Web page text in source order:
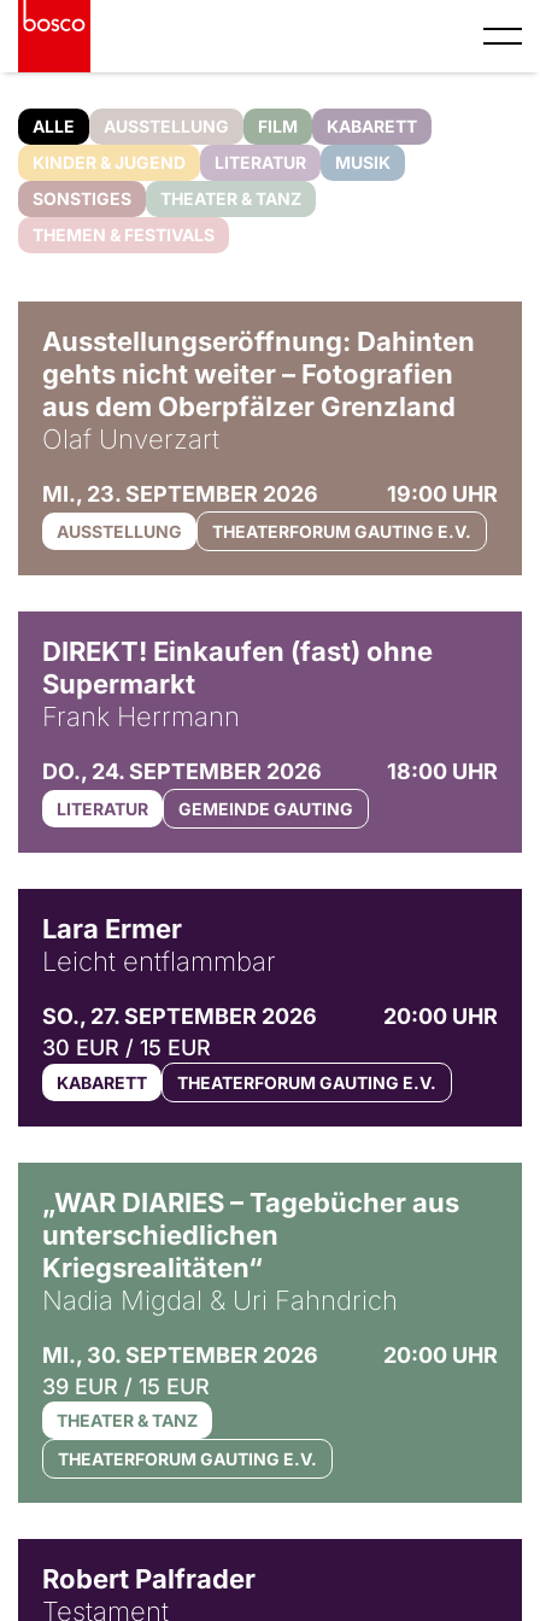
ALLE AUSSTELLUNG FILM
KABARETT
KINDER & JUGEND
LITERATUR
MUSIK
SONSTIGES
THEATER & TANZ
THEMEN & FESTIVALS
Ausstellungseröffnung: Dahinten
gehts nicht weiter – Fotografien
aus dem Oberpfälzer Grenzland
Olaf Unverzart
MI., 23. SEPTEMBER 2026 19:00 UHR
AUSSTELLUNG THEATERFORUM GAUTING E.V.
DIREKT! Einkaufen (fast) ohne
Supermarkt
Frank Herrmann
DO., 24. SEPTEMBER 2026 18:00 UHR
LITERATUR GEMEINDE GAUTING
Lara Ermer
Leicht entflammbar
SO., 27. SEPTEMBER 2026
20:00 UHR
30 EUR / 15 EUR
KABARETT THEATERFORUM GAUTING E.V.
„WAR DIARIES – Tagebücher aus
unterschiedlichen
Kriegsrealitäten“
Nadia Migdal & Uri Fahndrich
MI., 30. SEPTEMBER 2026
20:00 UHR
39 EUR / 15 EUR
THEATER & TANZ
THEATERFORUM GAUTING E.V.
Robert Palfrader
Testament